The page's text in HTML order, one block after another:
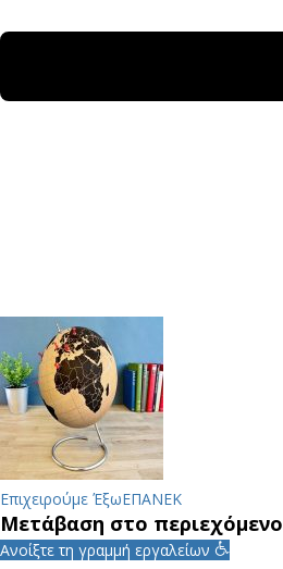
Επιχειρούμε ΈξωΕΠΑΝΕΚ
Μετάβαση στο περιεχόμενο
Ανοίξτε τη γραμμή εργαλείων